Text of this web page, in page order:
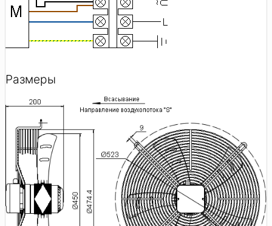
Размеры